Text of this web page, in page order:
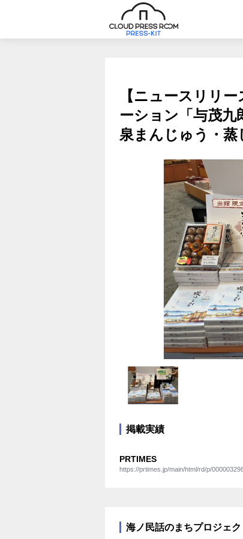
【ニュースリリ
ーション「与茂
泉まんじゅう・
掲載実績
PRTIMES
https://prtimes.jp/main/html/rd/p/
海ノ民話のまちプロジェ